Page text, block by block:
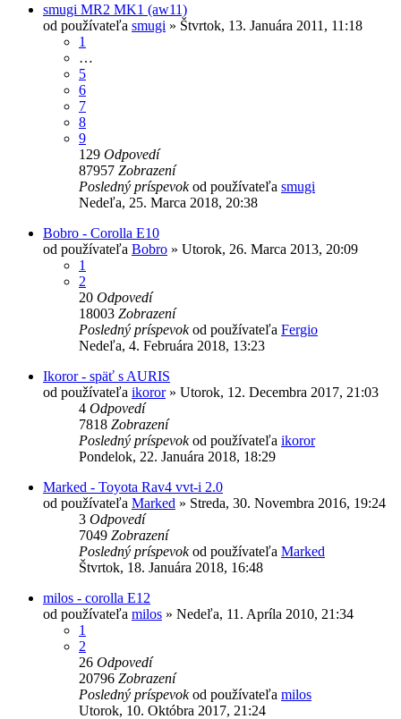
smugi MR2 MK1 (aw11)
od používateľa smugi » Štvrtok, 13. Januára 2011, 11:18
1
…
5
6
7
8
9
129 Odpovedí
87957 Zobrazení
Posledný príspevokod používateľa smugi
Nedeľa, 25. Marca 2018, 20:38
Bobro - Corolla E10
od používateľa Bobro » Utorok, 26. Marca 2013, 20:09
1
2
20 Odpovedí
18003 Zobrazení
Posledný príspevokod používateľa Fergio
Nedeľa, 4. Februára 2018, 13:23
Ikoror - späť s AURIS
od používateľa ikoror» Utorok, 12. Decembra 2017, 21:03
4 Odpovedí
7818 Zobrazení
Posledný príspevokod používateľa ikoror
Pondelok, 22. Januára 2018, 18:29
Marked - Toyota Rav4 vvt-i 2.0
od používateľa Marked » Streda, 30. Novembra 2016, 19:24
3 Odpovedí
7049 Zobrazení
Posledný príspevokod používateľa Marked
Štvrtok, 18. Januára 2018, 16:48
milos - corolla E12
od používateľa milos » Nedeľa, 11. Apríla 2010, 21:34
1
2
26 Odpovedí
20796 Zobrazení
Posledný príspevokod používateľa milos
Utorok, 10. Októbra 2017, 21:24